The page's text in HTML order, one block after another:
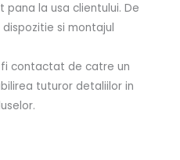
la usa clientului. De
si montajul
contactat de catre un
tuturor detaliilor in